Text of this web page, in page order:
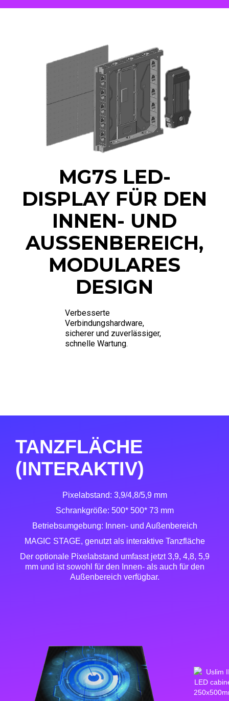
MG7S LED-
DISPLAY FÜR DEN
INNEN- UND
AUSSENBEREICH, M
ODULARES D
ESIGN
Verbesserte
Verbindungshardware,
sicherer und zuverlässiger,
schnelle Wartung.
TANZFLÄCHE
(INTERAKTIV)
Pixelabstand: 3,9/4,8/5,9 mm
Schrankgröße: 500* 500* 73 mm
Betriebsumgebung: Innen- und Außenbereich
MAGIC STAGE, genutzt als interaktive Tanzfläche
Der optionale Pixelabstand umfasst jetzt 3,9, 4,8, 5,9
mm und ist sowohl für den Innen- als auch für den
Außenbereich verfügbar.